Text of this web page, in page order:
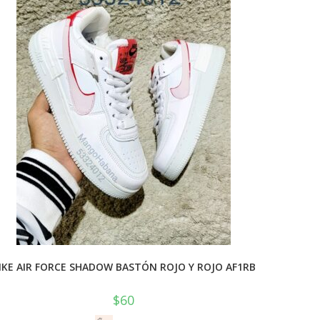
AIR FORCE SHADOW BASTÓN ROJO Y ROJO AF1RB
$60